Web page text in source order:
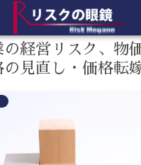
の経営リスク、物
の見直し・価格転